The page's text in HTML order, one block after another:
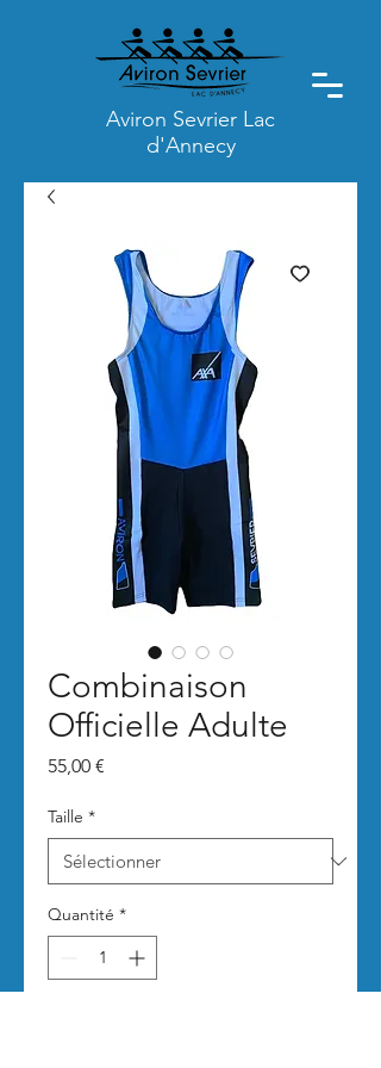
Aviron Sevrier Lac
d'Annecy
Combinaison
Officielle Adulte
55,00 €
Taille *
Quantité *